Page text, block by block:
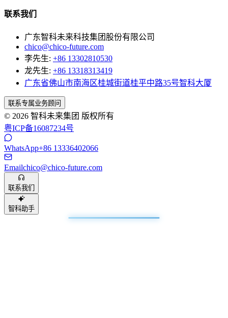
联系我们
广东智科未来科技集团股份有限公司
chico@chico-future.com
李先生: +86 13302810530
龙先生: +86 13318313419
广东省佛山市南海区桂城街道桂平中路35号智科大厦
联系专属业务顾问
© 2026 智科未来集团 版权所有
粤ICP备16087234号
WhatsApp+86 13336402066
Emailchico@chico-future.com
联系我们
智科助手